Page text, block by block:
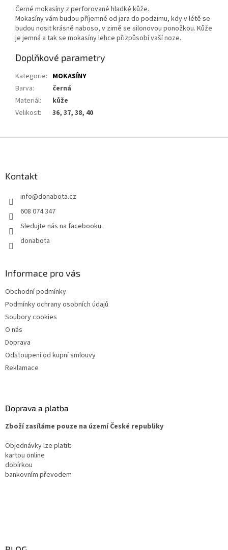
Černé mokasíny z perforované hladké kůže.
Mokasíny vám budou příjemné od jara do podzimu, kdy v létě se
budou nosit krásně naboso, v zimě se silonovou ponožkou. Kůže
je jemná a tak se mokasíny lehce přizpůsobí vaší noze.
Doplňkové parametry
Kategorie: MOKASÍNY
Barva:
černá
Materiál:
kůže
Velikost: 36, 37, 38, 40
Kontakt
info@donabota.cz
608 074 347
Sledujte nás na facebooku.
donabota
Informace pro vás
Obchodní podmínky
Podmínky ochrany osobních údajů
Soubory cookies
O nás
Doprava
Odstoupení od kupní smlouvy
Reklamace
Doprava a platba
Zboží zasíláme pouze na území České republiky
Objednávky lze platit:
kartou online
dobírkou
bankovním převodem